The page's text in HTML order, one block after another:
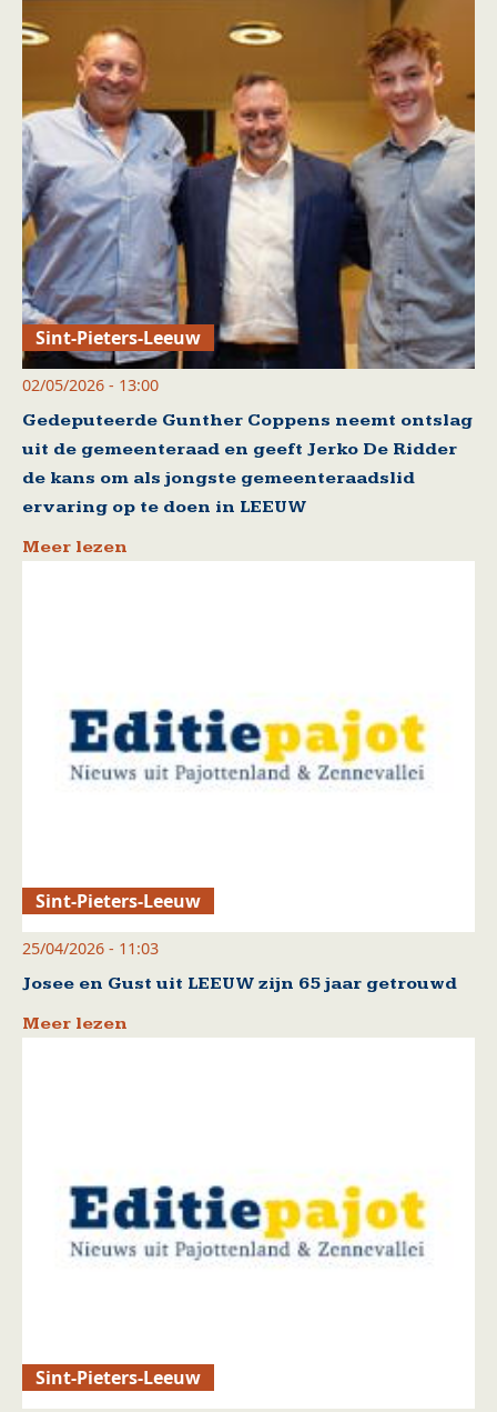
Sint-Pieters-Leeuw
02/05/2026 - 13:00
Gedeputeerde Gunther Coppens neemt ontslag
uit de gemeenteraad en geeft Jerko De Ridder
de kans om als jongste gemeenteraadslid
ervaring op te doen in LEEUW
Meer lezen
Sint-Pieters-Leeuw
25/04/2026 - 11:03
Josee en Gust uit LEEUW zijn 65 jaar getrouwd
Meer lezen
Sint-Pieters-Leeuw